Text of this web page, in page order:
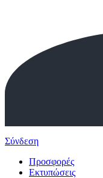
Σύνδεση
Προσφορές
Εκτυπώσεις